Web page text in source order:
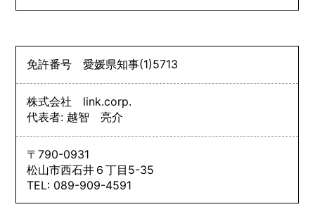
免許番号愛媛県知事(1)5713
株式会社 link.corp.
代表者: 越智 亮介
〒790-0931
松山市西石井６丁目5-35
TEL: 089-909-4591